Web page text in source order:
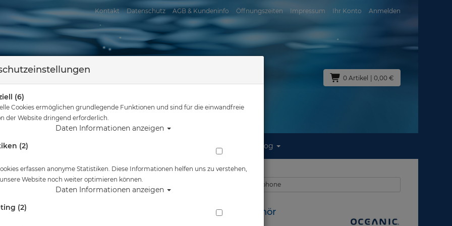
Kontakt Datenschutz AGB & Kundeninfo Öffnungszeiten Impressum Ihr Konto Anmelden
0 Artikel | 0,00 €
Reisen Blog
Tauchausrüstung Oceanic+ iPhone 17 Retrofit Kit – Dive Housing Zubehör
Alle Artikel zeigen aus: Gehäuse - Smartphone
Oceanic+ iPhone 17 Retrofit Kit – Dive Housing Zubehör
(6)
Cookies ermöglichen grundlegende Funktionen und sind für die einwandfreie
der Website dringend erforderlich.
Daten Informationen anzeigen
(2)
erfassen anonyme Statistiken. Diese Informationen helfen uns zu verstehen,
Website noch weiter optimieren können.
Daten Informationen anzeigen
(2)